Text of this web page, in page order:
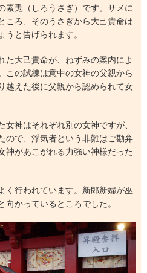
兎（しろうさぎ）です。サメに
ころ、そのうさぎから大己貴命は
と告げられます。
大己貴命が、ねずみの案内によ
この試練は意中の女神の父親から
越えた後に父親から認められて女
神はそれぞれ別の女神ですが、
ので、浮気者という非難はご勘弁
神があこがれる力強い神様だった
行われています。新郎新婦が巫
かっているところでした。